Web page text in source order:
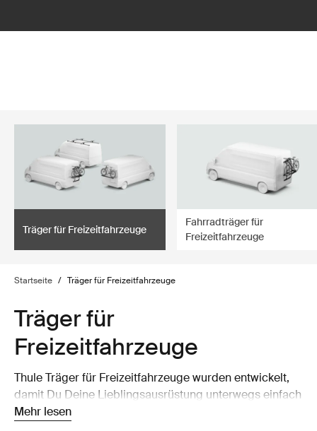
Träger für Freizeitfahrzeuge
Fahrradträger für
Freizeitfahrzeuge
Startseite / Träger für Freizeitfahrzeuge
Träger für
Freizeitfahrzeuge
Thule Träger für Freizeitfahrzeuge wurden entwickelt,
damit Du Deine Lieblingsausrüstung unterwegs einfach
und sicher auf- und abladen kannst.
Mehr lesen